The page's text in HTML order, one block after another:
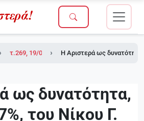
τ.269, 19/06/2009Η Αριστερά ως
ως δυνατότητα,
του Νίκου Γ.